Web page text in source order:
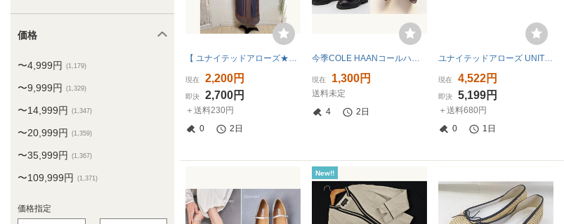
価格
〜4,999円 (1,179)
〜9,999円 (1,329)
〜14,999円 (1,347)
〜20,999円 (1,359)
〜35,999円 (1,367)
〜109,999円 (1,371)
価格指定
【 ユナイテッドアローズ★GREEN LABEL RELAXING】セットアップ・ノースリーブトップス／ロングスカート(36)
現在 2,200円
即決 2,700円
＋送料230円
0
2日
今季COLE HAANコールハーン*トリーナ ラグ キルティ ローファー7.5
現在 1,300円
送料未定
4
2日
ユナイテッドアローズ UNITED ARROWS フラットシューズ 37 - ファー 黒 レディース 美品 靴
現在 4,522円
即決 5,199円
＋送料680円
0
1日
New!!